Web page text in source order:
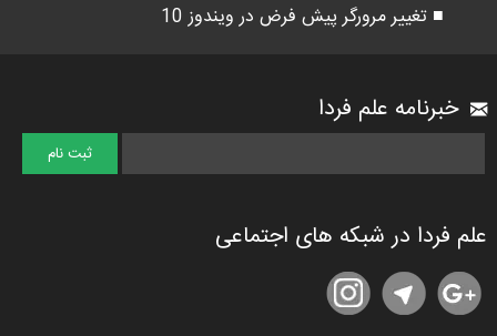
■ تغییر مرورگر پیش فرض در ویندوز 10
خبرنامه علم فردا
علم فردا در شبکه های اجتماعی